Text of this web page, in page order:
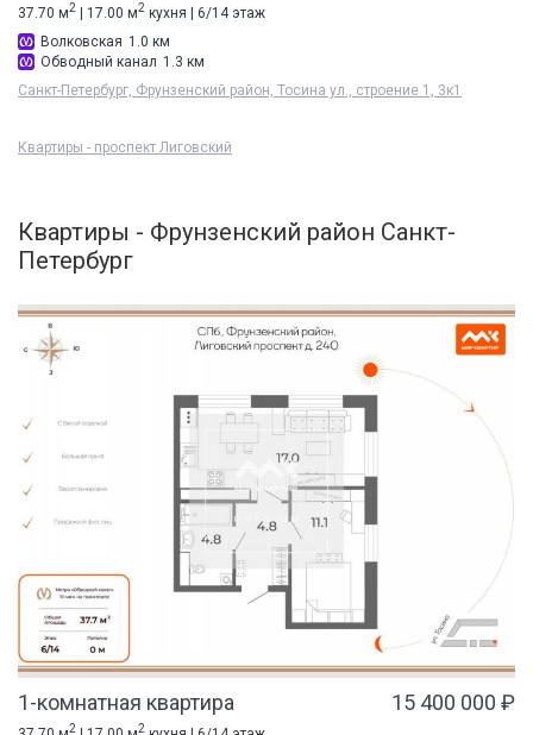
37.70 м2 | 17.00 м2 кухня | 6/14 этаж
Волковская 1.0 км
Обводный канал 1.3 км
Санкт-Петербург, Фрунзенский район, Тосина ул., строение 1, 3к1
Квартиры - проспект Лиговский
Квартиры - Фрунзенский район Санкт-
Петербург
1-комнатная квартира 15 400 000 ₽
2 2